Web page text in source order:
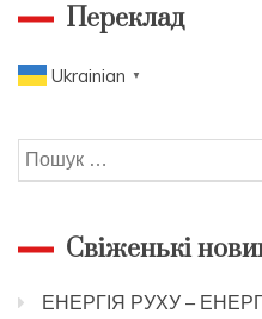
Переклад
Ukrainian ▼
Пошук:
Свіженькі
ЕНЕРГІЯ РУХУ –